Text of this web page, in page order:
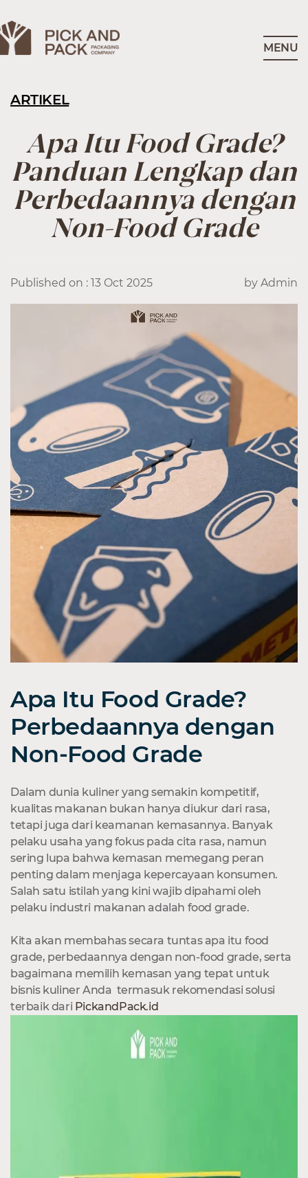
MENU
ARTIKEL
Apa Itu Food Grade?
Panduan Lengkap dan
Perbedaannya dengan
Non-Food Grade
Published on : 13 Oct 2025 by Admin
Apa Itu Food Grade?
Perbedaannya dengan
Non-Food Grade
Dalam dunia kuliner yang semakin kompetitif,
kualitas makanan bukan hanya diukur dari rasa,
tetapi juga dari keamanan kemasannya. Banyak
pelaku usaha yang fokus pada cita rasa, namun
sering lupa bahwa kemasan memegang peran
penting dalam menjaga kepercayaan konsumen.
Salah satu istilah yang kini wajib dipahami oleh
pelaku industri makanan adalah food grade.
Kita akan membahas secara tuntas apa itu food
grade, perbedaannya dengan non-food grade, serta
bagaimana memilih kemasan yang tepat untuk
bisnis kuliner Anda termasuk rekomendasi solusi
terbaik dari PickandPack.id